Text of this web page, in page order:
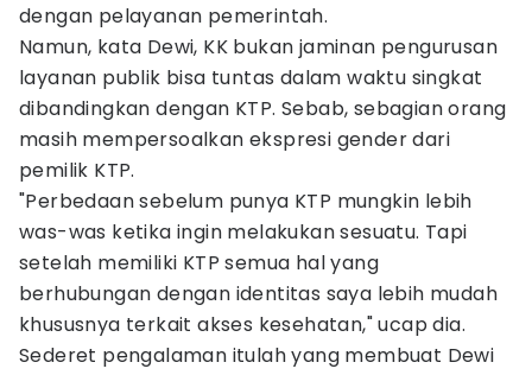
dengan pelayanan pemerintah.
Namun, kata Dewi, KK bukan jaminan pengurusan
layanan publik bisa tuntas dalam waktu singkat
dibandingkan dengan KTP. Sebab, sebagian orang
masih mempersoalkan ekspresi gender dari
pemilik KTP.
"Perbedaan sebelum punya KTP mungkin lebih
was-was ketika ingin melakukan sesuatu. Tapi
setelah memiliki KTP semua hal yang
berhubungan dengan identitas saya lebih mudah
khususnya terkait akses kesehatan," ucap dia.
Sederet pengalaman itulah yang membuat Dewi